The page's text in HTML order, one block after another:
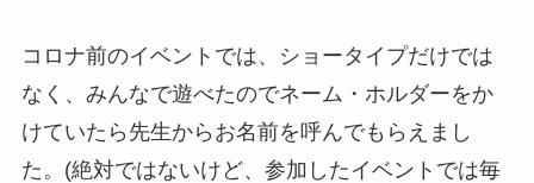
コロナ前のイベントでは、ショータイプだけでは
なく、みんなで遊べたのでネーム・ホルダーをか
けていたら先生からお名前を呼んでもらえまし
た。(絶対ではないけど、参加したイベントでは毎